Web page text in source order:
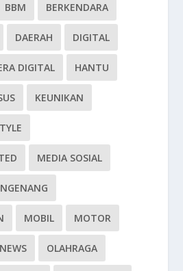
BBM BERKENDARA
DAERAH DIGITAL
DIGITAL HANTU
KEUNIKAN
MEDIA SOSIAL
MOBIL MOTOR
NEWS OLAHRAGA